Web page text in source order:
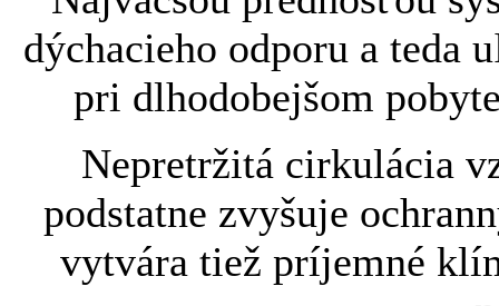
dýchacieho odporu a teda
pri dlhodobejšom
Nepretržitá cirkulácia
podstatne zvyšuje
vytvára tiež príjemné